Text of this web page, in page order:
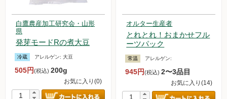
白鷹農産加工研究会・山形
県
発芽モードRの煮大豆
冷蔵 アレルゲン: 大豆
505円(税込) 200g
お気に入り(0)
オルター生産者
とれとれ！おまかせフル
ーツパック
常温 アレルゲン:
945円(税込)2〜3品目
お気に入り(14)